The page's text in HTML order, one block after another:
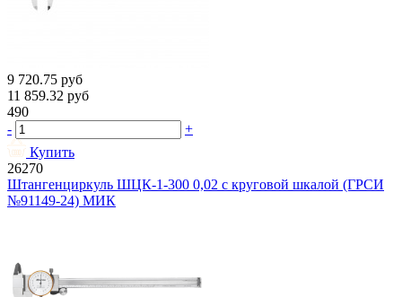
9 720.75 руб
11 859.32 руб
490
-
+
Купить
26270
Штангенциркуль ШЦК-1-300 0,02 с круговой шкалой (ГРСИ
№91149-24) МИК